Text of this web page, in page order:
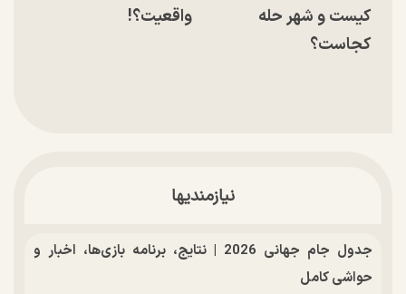
کیست و شهر حله
کجاست؟
واقعیت؟!
نیازمندیها
جدول جام جهانی 2026 | نتایج، برنامه بازی‌ها، اخبار و
حواشی کامل